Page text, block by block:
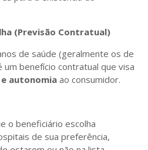
(Previsão Contratual)
de saúde (geralmente os de
benefício contratual que visa
autonomiaao consumidor.
o beneficiário escolha
de sua preferência,